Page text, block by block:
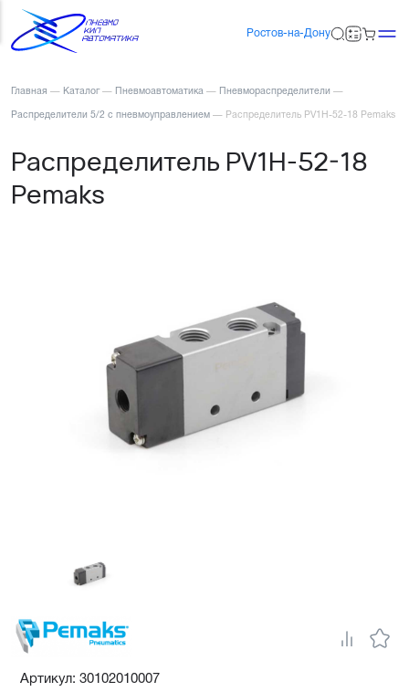
Ростов-на-Дону
Главная — Каталог — Пневмоавтоматика — Пневмораспределители —
Распределители 5/2 с пневмоуправлением — Распределитель PV1H-52-18 Pemaks
Распределитель PV1H-52-18
Pemaks
Артикул: 30102010007